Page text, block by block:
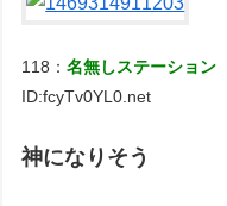
118：名無しステーション
ID:fcyTv0YL0.net
神になりそう